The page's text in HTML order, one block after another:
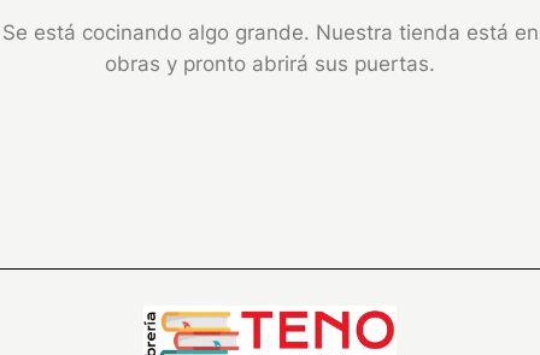
Se está cocinando algo grande. Nuestra tienda está en
obras y pronto abrirá sus puertas.